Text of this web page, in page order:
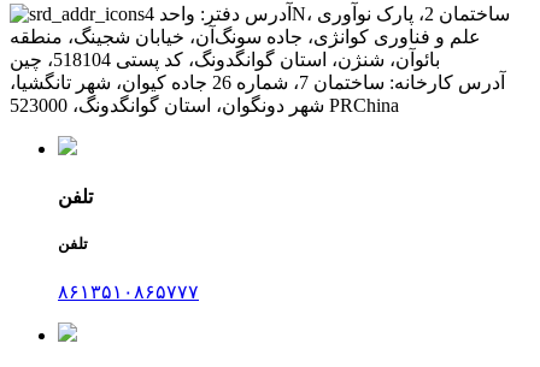
آدرس دفتر: واحد 4N، ساختمان 2، پارک نوآوری
علم و فناوری کوانژی، جاده سونگ‌آن، خیابان شجینگ، منطقه
بائوآن، شنژن، استان گوانگدونگ، کد پستی 518104، چین
آدرس کارخانه: ساختمان 7، شماره 26 جاده کیوان، شهر تانگشیا،
شهر دونگوان، استان گوانگدونگ، 523000 PRChina
تلفن
تلفن
۸۶۱۳۵۱۰۸۶۵۷۷۷